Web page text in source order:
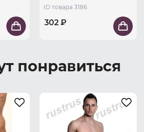
ID товара 3186
302 ₽
понравиться